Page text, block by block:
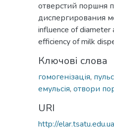
отверстий поршня
диспергирования
influence of diameter
efficiency of milk
Ключові слова
гомогенізація,
емульсія, отвори
URI
http://